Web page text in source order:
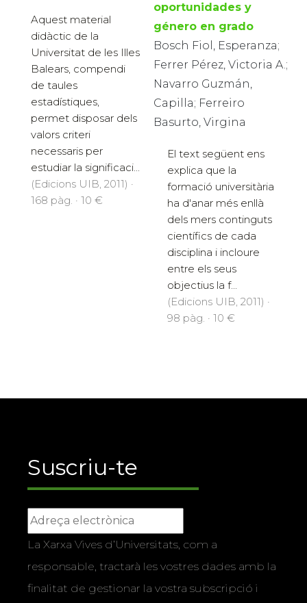
Aquest material
didàctic de la
Universitat de les Illes
Balears, compendi
de taules
estadístiques,
permet disposar dels
valors criteri
necessaris per
estudiar la significaci...
(Edicions UIB, 2011) ·
168 pàg. · 10 €
oportunidades y
género en grado
Bosch Fiol, Esperanza;
Ferrer Pérez, Victoria A.;
Navarro Guzmán,
Capilla; Ferreiro
Basurto, Virgina
El text següent ens
explica que la
formació universitària
ha d'anar més enllà
dels mers continguts
científics de cada
disciplina i incloure
entre els seus
objectius la f...
(Edicions UIB, 2011) ·
98 pàg. · 10 €
Suscriu-te
La Xarxa Vives d’Universitats, com a
responsable, tractarà les vostres dades amb la
finalitat de gestionar la vostra subscripció i